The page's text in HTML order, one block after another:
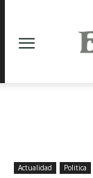
Actualidad Politica